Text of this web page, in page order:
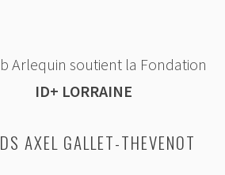
Arlequin soutient la Fondation
ID+ LORRAINE
AXEL GALLET-THEVENOT